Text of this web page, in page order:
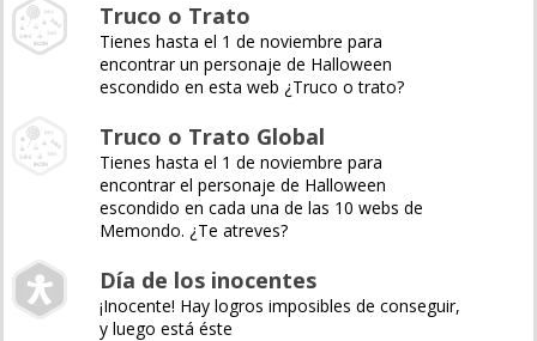
Truco o Trato
Tienes hasta el 1 de noviembre para
encontrar un personaje de Halloween
escondido en esta web ¿Truco o trato?
Truco o Trato Global
Tienes hasta el 1 de noviembre para
encontrar el personaje de Halloween
escondido en cada una de las 10 webs de
Memondo. ¿Te atreves?
Día de los inocentes
¡Inocente! Hay logros imposibles de conseguir,
y luego está éste